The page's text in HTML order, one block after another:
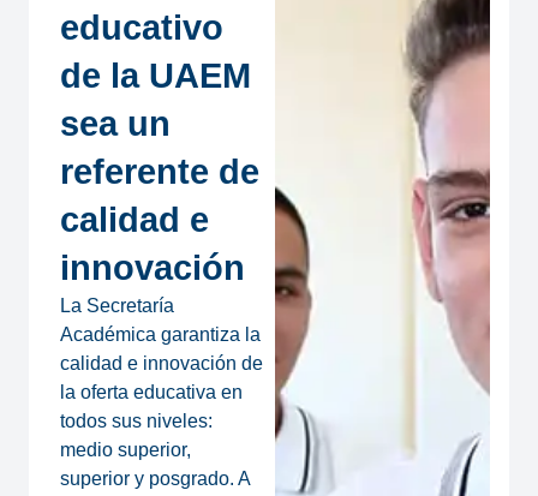
educativo
de la UAEM
sea un
referente de
calidad e
innovación
La Secretaría
Académica garantiza la
calidad e innovación de
la oferta educativa en
todos sus niveles:
medio superior,
superior y posgrado. A